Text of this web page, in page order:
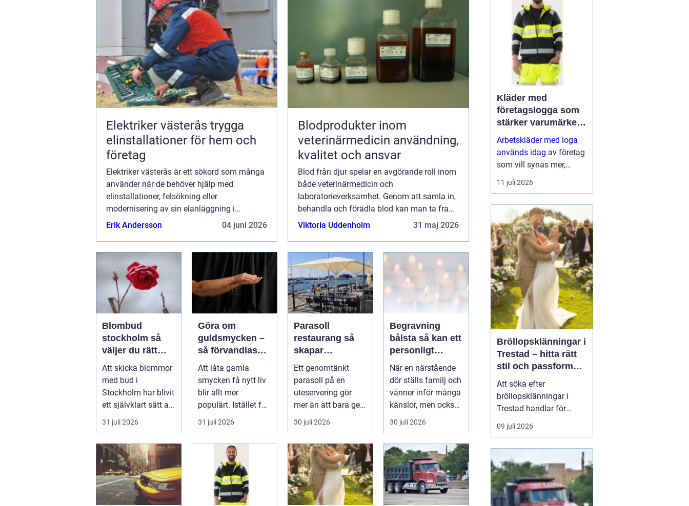
Elektriker västerås trygga
elinstallationer för hem och
företag
Elektriker västerås är ett sökord som många
använder när de behöver hjälp med
elinstallationer, felsökning eller
modernisering av sin elanläggning i
västerås och mälardalen. Många står inför
Erik Andersson 04 juni 2026
Blodprodukter inom
veterinärmedicin användning,
kvalitet och ansvar
Blod från djur spelar en avgörande roll inom
både veterinärmedicin och
laboratorieverksamhet. Genom att samla in,
behandla och förädla blod kan man ta fram
blodprodukter som används för diagnos,
Viktoria Uddenholm 31 maj 2026
Blombud
stockholm så
väljer du rätt
blommor för
varje tillfälle
Att skicka blommor
med bud i
Stockholm har blivit
ett självklart sätt att
visa omtanke, fira
stora h...
31 juli 2026
Göra om
guldsmycken –
så förvandlas
minnen till nya
favoriter
Att låta gamla
smycken få nytt liv
blir allt mer
populärt. Istället för
a...
31 juli 2026
Parasoll
restaurang så
skapar
uteserveringen
rätt känsla året
runt
Ett genomtänkt
parasoll på en
uteservering gör
mer än att bara ge
skugga. Det
påverkar hur länge
gäs...
30 juli 2026
Begravning
bålsta så kan ett
personligt
avsked formas
När en närstående
dör ställs familj och
vänner inför många
känslor, men också
praktiska beslut. En
b...
30 juli 2026
känns osäker, stiger
stressnivån snabbt. För
Kläder med
företagslogga som
stärker varumärket
varje dag
Arbetskläder med loga
används idag av företag
som vill synas mer,
skapa stolthet internt
och uppfattas som
med kunder. Genom att
v&...
11 juli 2026
Bröllopsklänningar i
Trestad – hitta rätt
stil och passform
inför den stora
dagen
Att söka efter
bröllopsklänningar i
Trestad handlar för
många om mer än bara
en klänning. Det är en
inför bröllopsdagen där
stil, komfort och
personlighet ska möta...
09 juli 2026